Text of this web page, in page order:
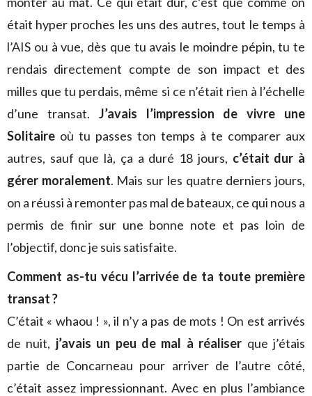
était hyper proches les uns des autres, tout le temps à
l’AIS ou à vue, dès que tu avais le moindre pépin, tu te
rendais directement compte de son impact et des
milles que tu perdais, même si ce n’était rien à l’échelle
d’une transat. J’avais l’impression de vivre une
Solitaire où tu passes ton temps à te comparer aux
autres, sauf que là, ça a duré 18 jours, c’était dur à
gérer moralement. Mais sur les quatre derniers jours,
on a réussi à remonter pas mal de bateaux, ce qui nous a
permis de finir sur une bonne note et pas loin de
l’objectif, donc je suis satisfaite.
Comment as-tu vécu l’arrivée de ta toute première
transat ?
C’était « whaou ! », il n’y a pas de mots ! On est arrivés
de nuit, j’avais un peu de mal à réaliser que j’étais
partie de Concarneau pour arriver de l’autre côté,
c’était assez impressionnant. Avec en plus l’ambiance